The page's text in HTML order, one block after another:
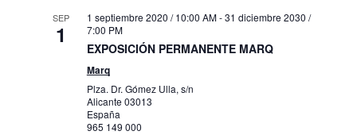
SEP
1
1 septiembre 2020 / 10:00 AM-31 diciembre 2030 /
7:00 PM
EXPOSICIÓN PERMANENTE MARQ
Marq
Plza. Dr. Gómez Ulla, s/n
Alicante 03013
España
965 149 000